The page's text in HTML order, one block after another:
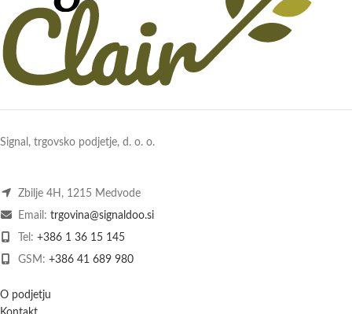
Signal, trgovsko podjetje, d. o. o.
Zbilje 4H, 1215 Medvode
Email: trgovina@signaldoo.si
Tel: +386 1 36 15 145
GSM: +386 41 689 980
O podjetju